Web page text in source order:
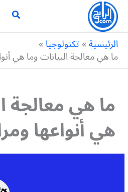
تخطي
المحتوى
الرئيسية تكنولوجيا
ما هي معالجة البيانات وما هي
ما هي معالجة
هي أنواعها